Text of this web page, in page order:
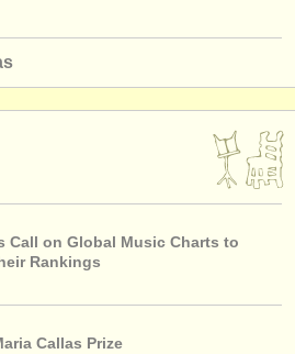
Call on Global Music Charts to
Rankings
Callas Prize